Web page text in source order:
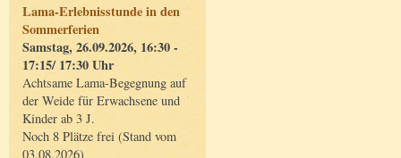
Lama-Erlebnisstunde in den
Sommerferien
Samstag, 26.09.2026, 16:30 -
17:15/ 17:30 Uhr
Achtsame Lama-Begegnung auf
der Weide für Erwachsene und
Kinder ab 3 J.
Noch 8 Plätze frei (Stand vom
03.08.2026)